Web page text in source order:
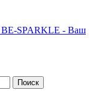
BE-SPARKLE - Ваш